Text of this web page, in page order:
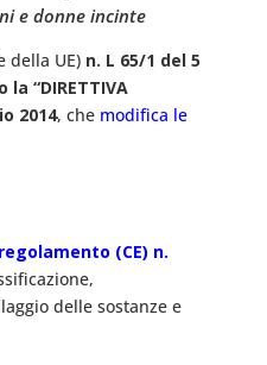
e donne incinte
della UE) n. L 65/1 del 5
“DIRETTIVA
2014, che modifica le
(CE) n.
delle sostanze e